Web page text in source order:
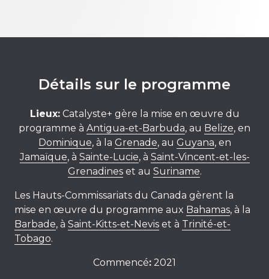
Détails sur le programme
Lieux: Catalyste+ gère la mise en œuvre du
programme à Antigua-et-Barbuda, au Belize, en
Dominique, à la Grenade, au Guyana, en
Jamaïque, à Sainte-Lucie, à Saint-Vincent-et-les-
Grenadineset au Suriname.
Les Hauts-Commissariats du Canada gèrent la
mise en œuvre du programme aux Bahamas, à la
Barbade, à Saint-Kitts-et-Nevis et à Trinité-et-
Tobago.
Commencé: 2021